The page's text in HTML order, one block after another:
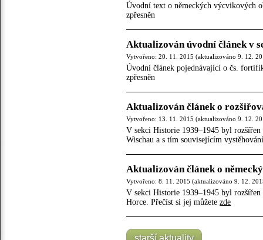
Úvodní text o německých výcvikových
zpřesněn
Aktualizován úvodní článek v
Vytvořeno: 20. 11. 2015 (aktualizováno 9. 12.
Úvodní článek pojednávající o čs.
zpřesněn
Aktualizován článek o
Vytvořeno: 13. 11. 2015 (aktualizováno 9. 12.
V sekci Historie 1939–1945 byl
Wischau a s tím souvisejícím
Aktualizován článek o
Vytvořeno: 8. 11. 2015 (aktualizováno 9. 12.
V sekci Historie 1939–1945 byl
Horce. Přečíst si jej můžetezde